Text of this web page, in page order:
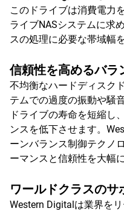
このドライブは消費電力
ライブNASシステムに求
スの処理に必要な帯域幅
信頼性を高めるバラ
不均衡なハードディスク
テムでの過度の振動や騒
ドライブの寿命を短縮し
ンスを低下させます。
ーンバランス制御テクノ
ーマンスと信頼性を大幅
ワールドクラスのサ
Western Digitalは業界を